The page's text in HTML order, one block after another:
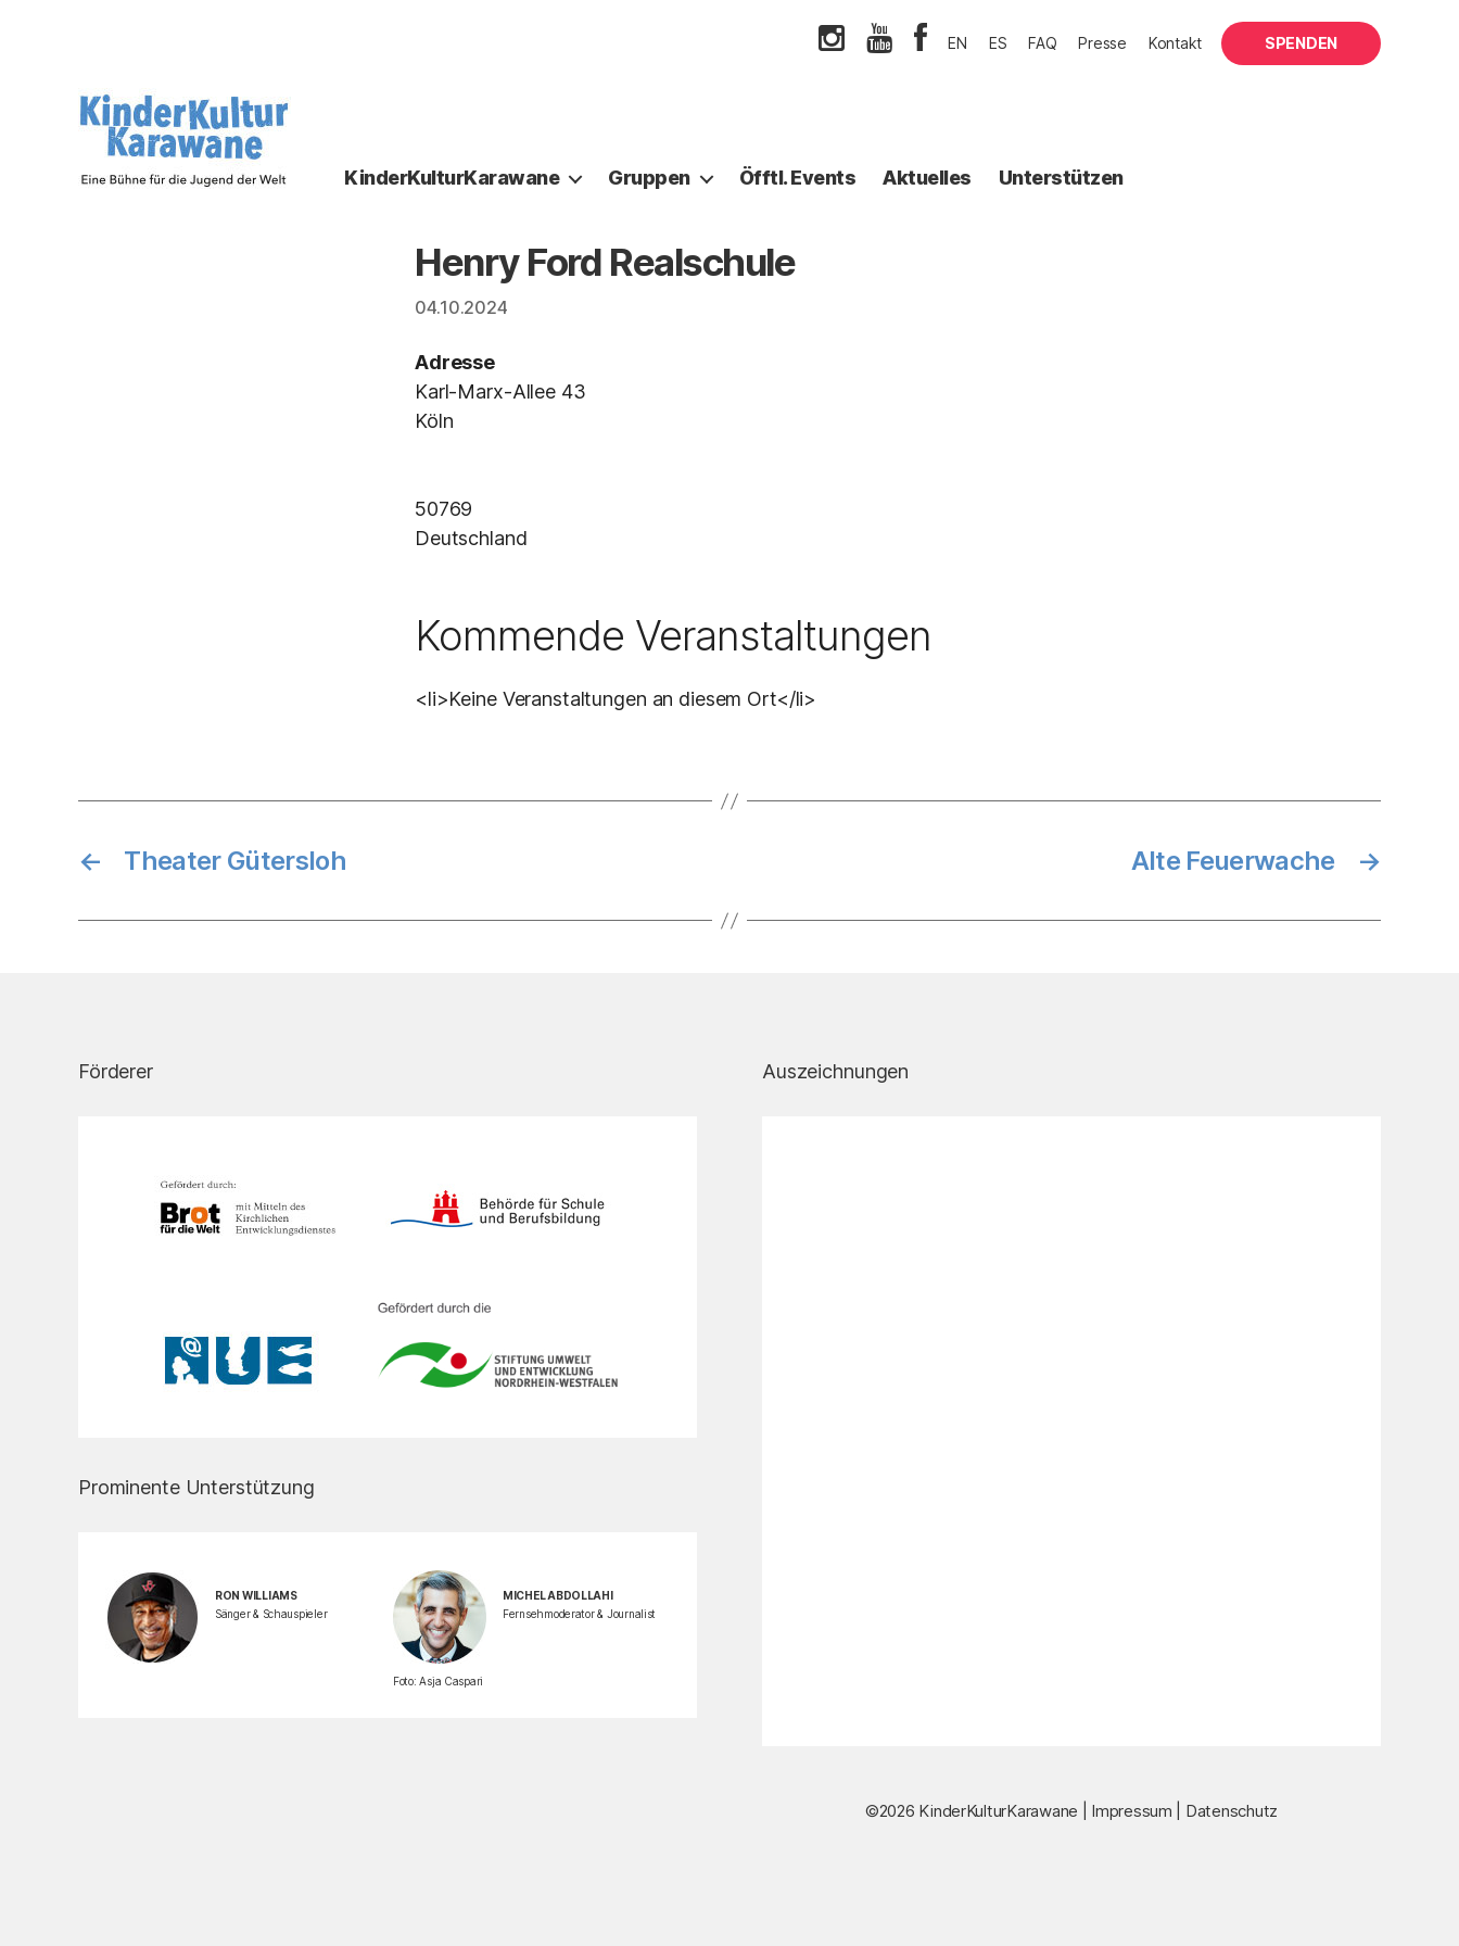
EN ES FAQ Presse Kontakt SPENDEN
KinderKulturKarawane Gruppen Öfftl. Events Aktuelles Unterstützen
Henry Ford Realschule
04.10.2024
Adresse
Karl-Marx-Allee 43
Köln
50769
Deutschland
Kommende Veranstaltungen
<li>Keine Veranstaltungen an diesem Ort</li>
← Theater Gütersloh →
Alte Feuerwache
Förderer
Prominente Unterstützung
RON WILLIAMS
Sänger & Schauspieler
Foto: Asja Caspari
MICHEL ABDOLLAHI
Fernsehmoderator & Journalist
Auszeichnungen
©2026 KinderKulturKarawane | Impressum Datenschutz